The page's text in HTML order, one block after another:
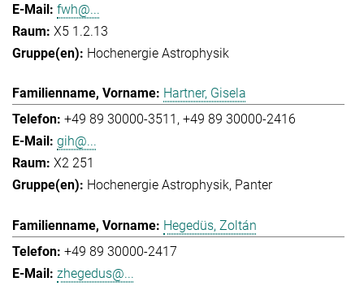
fwh@...
X5 1.2.13
Hochenergie Astrophysik
Hartner, Gisela
+49 89 30000-3511 +49 89 30000-2416
gih@...
X2 251
Hochenergie Astrophysik Panter
Hegedüs, Zoltán
+49 89 30000-2417
zhegedus@...